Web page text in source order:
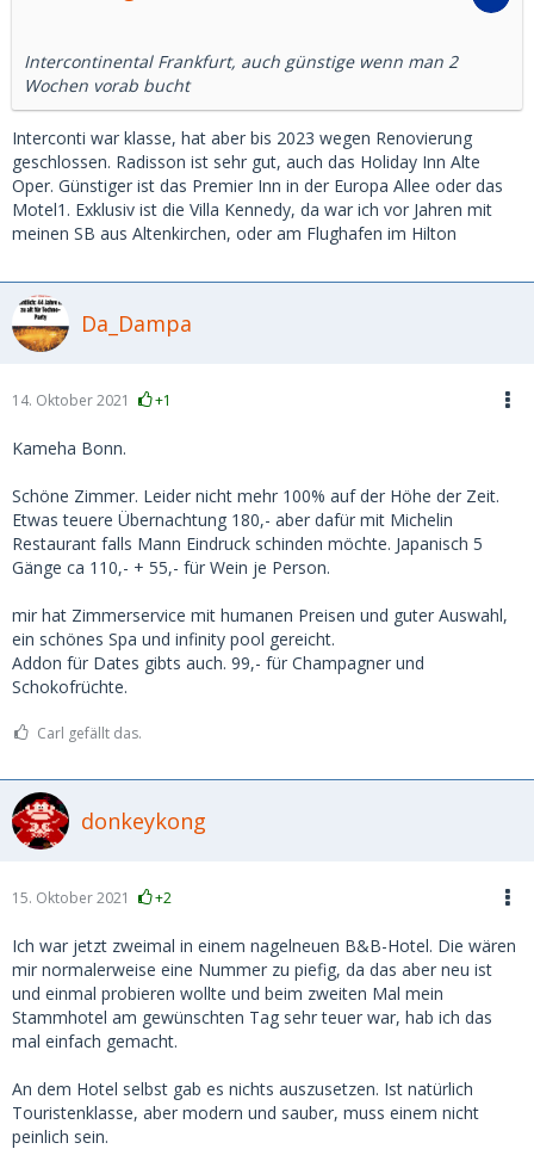
Intercontinental Frankfurt, auch günstige wenn man 2
Wochen vorab bucht
Interconti war klasse, hat aber bis 2023 wegen Renovierung
geschlossen. Radisson ist sehr gut, auch das Holiday Inn Alte
Oper. Günstiger ist das Premier Inn in der Europa Allee oder das
Motel1. Exklusiv ist die Villa Kennedy, da war ich vor Jahren mit
meinen SB aus Altenkirchen, oder am Flughafen im Hilton
Da_Dampa
14. Oktober 2021 +1
Kameha Bonn.
Schöne Zimmer. Leider nicht mehr 100% auf der Höhe der Zeit.
Etwas teuere Übernachtung 180,- aber dafür mit Michelin
Restaurant falls Mann Eindruck schinden möchte. Japanisch 5
Gänge ca 110,- + 55,- für Wein je Person.
mir hat Zimmerservice mit humanen Preisen und guter Auswahl,
ein schönes Spa und infinity pool gereicht.
Addon für Dates gibts auch. 99,- für Champagner und
Schokofrüchte.
Carl gefällt das.
donkeykong
15. Oktober 2021 +2
Ich war jetzt zweimal in einem nagelneuen B&B-Hotel. Die wären
mir normalerweise eine Nummer zu piefig, da das aber neu ist
und einmal probieren wollte und beim zweiten Mal mein
Stammhotel am gewünschten Tag sehr teuer war, hab ich das
mal einfach gemacht.
An dem Hotel selbst gab es nichts auszusetzen. Ist natürlich
Touristenklasse, aber modern und sauber, muss einem nicht
peinlich sein.